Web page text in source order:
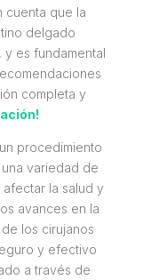
cuenta que la
delgado
es fundamental
completa y
procedimiento
variedad de
la salud y
avances en la
los cirujanos
y efectivo
a través de